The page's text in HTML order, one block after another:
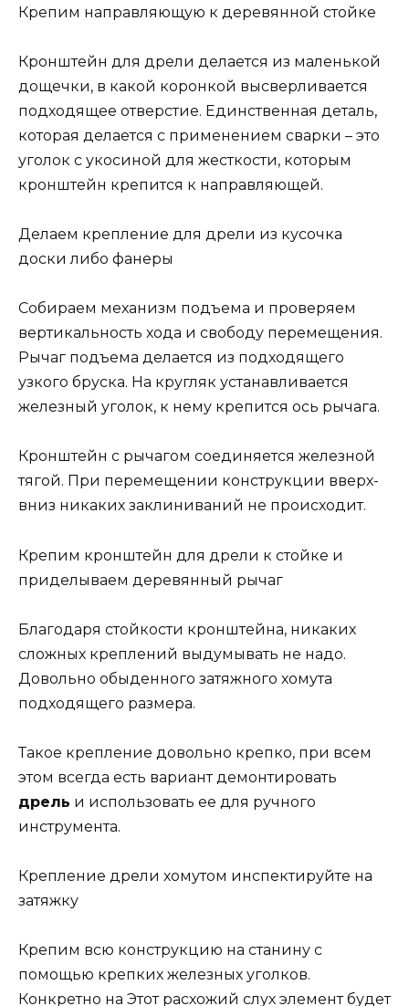
Крепим направляющую к деревянной стойке
Кронштейн для дрели делается из маленькой
дощечки, в какой коронкой высверливается
подходящее отверстие. Единственная деталь,
которая делается с применением сварки – это
уголок с укосиной для жесткости, которым
кронштейн крепится к направляющей.
Делаем крепление для дрели из кусочка
доски либо фанеры
Собираем механизм подъема и проверяем
вертикальность хода и свободу перемещения.
Рычаг подъема делается из подходящего
узкого бруска. На кругляк устанавливается
железный уголок, к нему крепится ось рычага.
Кронштейн с рычагом соединяется железной
тягой. При перемещении конструкции вверх-
вниз никаких заклиниваний не происходит.
Крепим кронштейн для дрели к стойке и
приделываем деревянный рычаг
Благодаря стойкости кронштейна, никаких
сложных креплений выдумывать не надо.
Довольно обыденного затяжного хомута
подходящего размера.
Такое крепление довольно крепко, при всем
этом всегда есть вариант демонтировать
дрель и использовать ее для ручного
инструмента.
Крепление дрели хомутом инспектируйте на
затяжку
Крепим всю конструкцию на станину с
помощью крепких железных уголков.
Конкретно на Этот расхожий слух элемент будет